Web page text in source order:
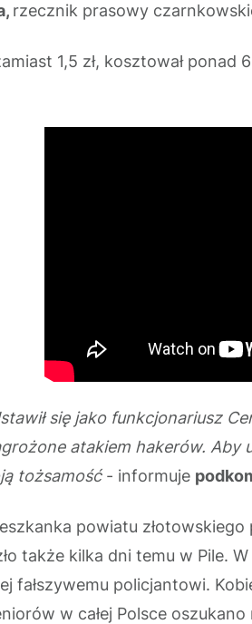
rzecznik prasowy
1,5 zł, kosztował
się jako funkcjonariusz
atakiem hakerów. Aby
tożsamość- informuje
powiatu
także kilka dni temu w Pile.
fałszywemu policjantowi.
w całej Polsce